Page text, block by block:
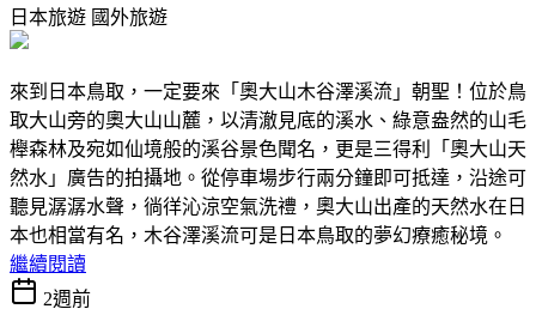
日本旅遊 國外旅遊
來到日本鳥取，一定要來「奧大山木谷澤溪流」朝聖！位於鳥
取大山旁的奧大山山麓，以清澈見底的溪水、綠意盎然的山毛
櫸森林及宛如仙境般的溪谷景色聞名，更是三得利「奧大山天
然水」廣告的拍攝地。從停車場步行兩分鐘即可抵達，沿途可
聽見潺潺水聲，徜徉沁涼空氣洗禮，奧大山出產的天然水在日
本也相當有名，木谷澤溪流可是日本鳥取的夢幻療癒秘境。
繼續閱讀
2週前